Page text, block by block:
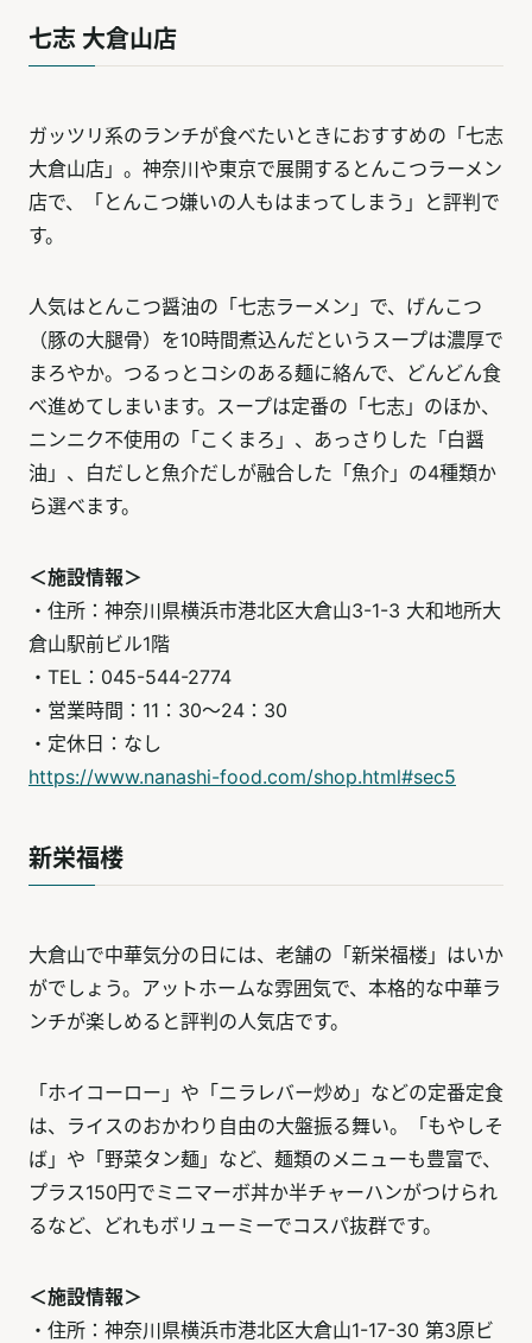
七志 大倉山店
ガッツリ系のランチが食べたいときにおすすめの「七志
大倉山店」。神奈川や東京で展開するとんこつラーメン
店で、「とんこつ嫌いの人もはまってしまう」と評判で
す。
人気はとんこつ醤油の「七志ラーメン」で、げんこつ
（豚の大腿骨）を10時間煮込んだというスープは濃厚で
まろやか。つるっとコシのある麺に絡んで、どんどん食
べ進めてしまいます。スープは定番の「七志」のほか、
ニンニク不使用の「こくまろ」、あっさりした「白醤
油」、白だしと魚介だしが融合した「魚介」の4種類か
ら選べます。
＜施設情報＞
・住所：神奈川県横浜市港北区大倉山3-1-3 大和地所大
倉山駅前ビル1階
・TEL：045-544-2774
・営業時間：11：30～24：30
・定休日：なし
https://www.nanashi-food.com/shop.html#sec5
新栄福楼
大倉山で中華気分の日には、老舗の「新栄福楼」はいか
がでしょう。アットホームな雰囲気で、本格的な中華ラ
ンチが楽しめると評判の人気店です。
「ホイコーロー」や「ニラレバー炒め」などの定番定食
は、ライスのおかわり自由の大盤振る舞い。「もやしそ
ば」や「野菜タン麺」など、麺類のメニューも豊富で、
プラス150円でミニマーボ丼か半チャーハンがつけられ
るなど、どれもボリューミーでコスパ抜群です。
＜施設情報＞
・住所：神奈川県横浜市港北区大倉山1-17-30 第3原ビ